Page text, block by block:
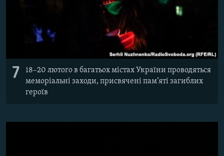
7
18–20 лютого в багатьох містах України проводяться
меморіальні заходи, присвячені пам’яті загиблих
героїв